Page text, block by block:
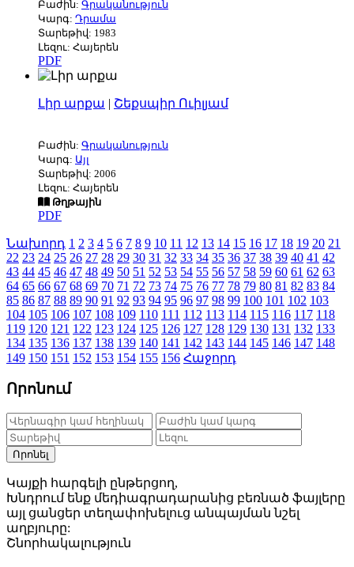
Բաժին: Գրականություն
Կարգ: Դրամա
Տարեթիվ: 1983
Լեզու: Հայերեն
PDF
Լիր արքա | Շեքսպիր Ուիլյամ
Բաժին: Գրականություն
Կարգ: Այլ
Տարեթիվ: 2006
Լեզու: Հայերեն
Թղթային
PDF
Նախորդ 1 2 3 4 5 6 7 8 9 10 11 12 13 14 15 16 17 18 19 20 21
22 23 24 25 26 27 28 29 30 31 32 33 34 35 36 37 38 39 40 41 42
43 44 45 46 47 48 49 50 51 52 53 54 55 56 57 58 59 60 61 62 63
64 65 66 67 68 69 70 71 72 73 74 75 76 77 78 79 80 81 82 83 84
85 86 87 88 89 90 91 92 93 94 95 96 97 98 99 100 101 102 103
104 105 106 107 108 109 110 111 112 113 114 115 116 117 118
119 120 121 122 123 124 125 126 127 128 129 130 131 132 133
134 135 136 137 138 139 140 141 142 143 144 145 146 147 148
149 150 151 152 153 154 155 156 Հաջորդ
Որոնում
Որոնել
Կայքի հարգելի ընթերցող,
Խնդրում ենք մեդիագրադարանից բեռնած ֆայլերը
այլ ցանցեր տեղափոխելուց անպայման նշել
աղբյուրը:
Շնորհակալություն